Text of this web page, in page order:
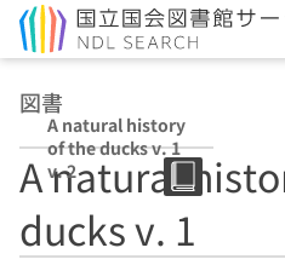
図書
A natural history
of the ducks v. 1
v. 2
A natural
ducks v. 1